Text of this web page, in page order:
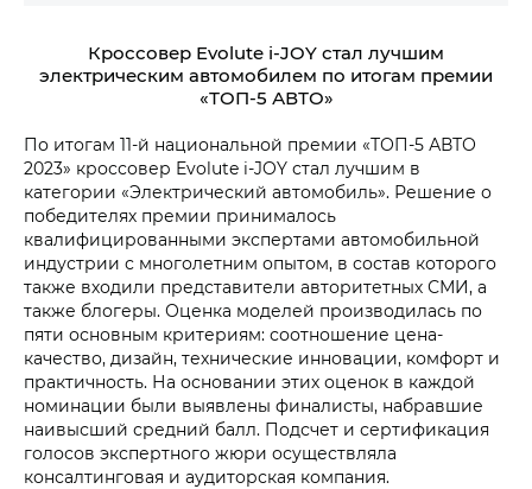
Кроссовер Evolute i‑JOY стал лучшим
электрическим автомобилем по итогам премии
«ТОП-5 АВТО»
По итогам 11-й национальной премии «ТОП-5 АВТО
2023» кроссовер Evolute i‑JOY стал лучшим в
категории «Электрический автомобиль». Решение о
победителях премии принималось
квалифицированными экспертами автомобильной
индустрии с многолетним опытом, в состав которого
также входили представители авторитетных СМИ, а
также блогеры. Оценка моделей производилась по
пяти основным критериям: соотношение цена-
качество, дизайн, технические инновации, комфорт и
практичность. На основании этих оценок в каждой
номинации были выявлены финалисты, набравшие
наивысший средний балл. Подсчет и сертификация
голосов экспертного жюри осуществляла
консалтинговая и аудиторская компания.